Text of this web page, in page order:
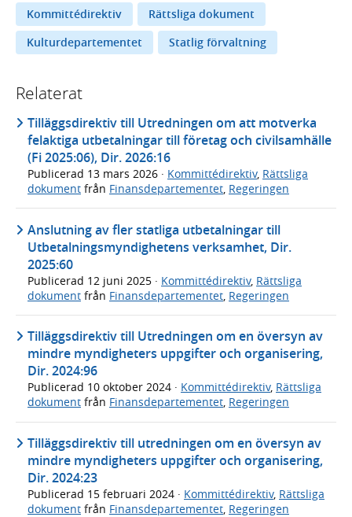
Kommittédirektiv
Rättsliga dokument
Kulturdepartementet
Statlig förvaltning
Relaterat
Tilläggsdirektiv till Utredningen om att motverka
felaktiga utbetalningar till företag och civilsamhälle
(Fi 2025:06), Dir. 2026:16
Publicerad 13 mars 2026 · Kommittédirektiv, Rättsliga
dokument från Finansdepartementet, Regeringen
Anslutning av fler statliga utbetalningar till
Utbetalningsmyndighetens verksamhet, Dir.
2025:60
Publicerad 12 juni 2025 · Kommittédirektiv, Rättsliga
dokument från Finansdepartementet Regeringen
Tilläggsdirektiv till Utredningen om en översyn av
mindre myndigheters uppgifter och organisering,
Dir. 2024:96
Publicerad 10 oktober 2024 · Kommittédirektiv, Rättsliga
dokument från Finansdepartementet, Regeringen
Tilläggsdirektiv till utredningen om en översyn av
mindre myndigheters uppgifter och organisering,
Dir. 2024:23
Publicerad 15 februari 2024 · Kommittédirektiv, Rättsliga
dokument från Finansdepartementet, Regeringen